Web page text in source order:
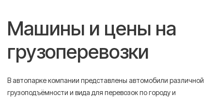
Машины и цены на
грузоперевозки
В автопарке компании представлены автомобили различной
грузоподъёмности и вида для перевозок по городу и